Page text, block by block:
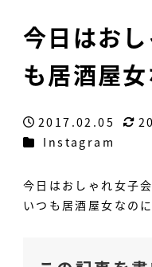
今日はお
も居酒屋
投稿日
2017.02.05
更新
カテゴリー
Instagram
今日はおしゃれ女子会
いつも居酒屋女なの